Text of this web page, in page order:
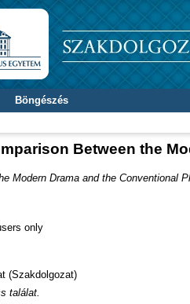
Böngészés
Between the
Modern Drama and the Conventional
only
(Szakdolgozat)
találat.